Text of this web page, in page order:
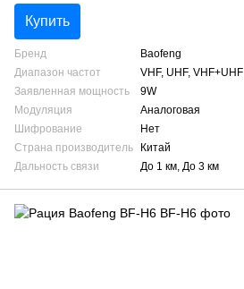
Купить
Бренд
Baofeng
Диапазон частот
VHF, UHF, VHF+UHF
Заявленная мощность
9W
Модуляция
Аналоговая
Шифрование
Нет
Страна производитель
Китай
Дальность связи
До 1 км, До 3 км